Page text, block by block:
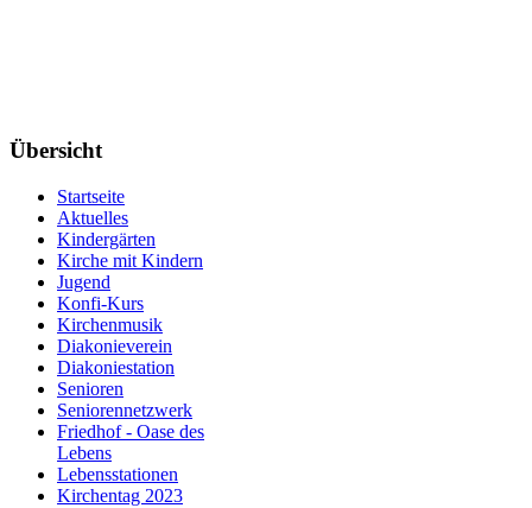
Übersicht
Startseite
Aktuelles
Kindergärten
Kirche mit Kindern
Jugend
Konfi-Kurs
Kirchenmusik
Diakonieverein
Diakoniestation
Senioren
Seniorennetzwerk
Friedhof - Oase des
Lebens
Lebensstationen
Kirchentag 2023